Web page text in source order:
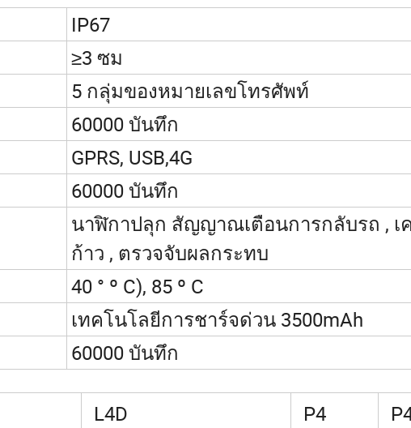
IP67
≥3 ซม
5 กลุ่มของหมายเลขโทรศัพท์
60000 บันทึก
GPRS, USB,4G
60000 บันทึก
นาฬิกาปลุก สัญญาณเตือนการกลับรถ , เ
ก้าว , ตรวจจับผลกระทบ
40 ° º C), 85 º C
เทคโนโลยีการชาร์จด่วน 3500mAh
60000 บันทึก
L4D P4